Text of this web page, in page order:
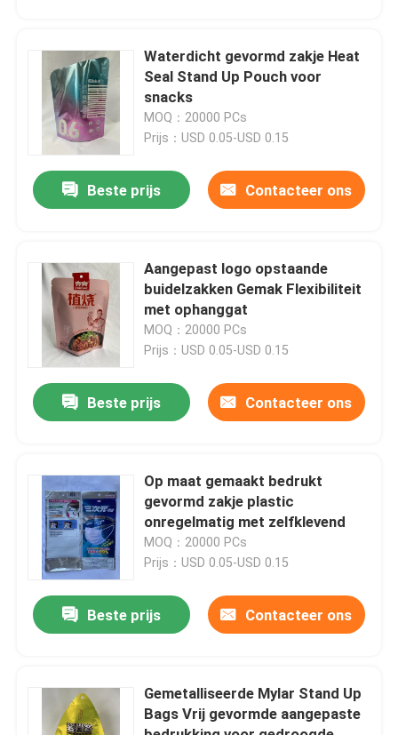
Producten
Ongeveer ons
Fabrieksreis
Contacteer ons
Nieuws
Gevallen
Uitloop verpakkingstas
Waterdicht gevormd zakje Heat
Seal Stand Up Pouch voor
snacks
MOQ：20000 PCs
Prijs：USD 0.05-USD 0.15
Beste prijs Contacteer ons
Aangepast logo opstaande
buidelzakken Gemak Flexibiliteit
met ophanggat
MOQ：20000 PCs
Prijs：USD 0.05-USD 0.15
Beste prijs Contacteer ons
Op maat gemaakt bedrukt
gevormd zakje plastic
onregelmatig met zelfklevend
MOQ：20000 PCs
Prijs：USD 0.05-USD 0.15
Beste prijs Contacteer ons
Gemetalliseerde Mylar Stand Up
Bags Vrij gevormde aangepaste